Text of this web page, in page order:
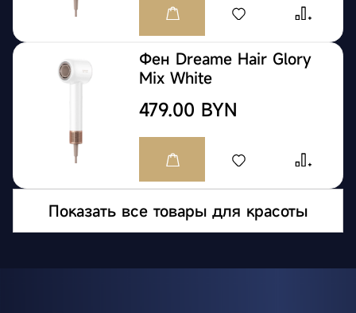
Фен Dreame Hair Glory
Mix White
479.00 BYN
Показать все товары для красоты